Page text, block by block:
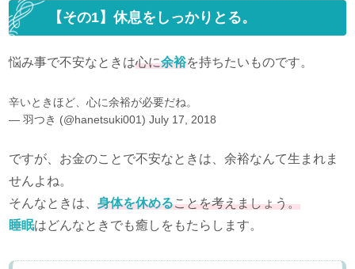
【その1】休息をしっかりとる。
悩み事で不安なときは心に余裕を持ちたいものです。
辛いときほど、心に余裕が必要だね。
— 羽つき (@hanetsuki001) July 17, 2018
ですが、お金のことで不安なときは、余裕なんて生まれま
せんよね。
そんなときは、 身体を休めることを考えましょう。
睡眠はどんなときでも癒しをもたらします。